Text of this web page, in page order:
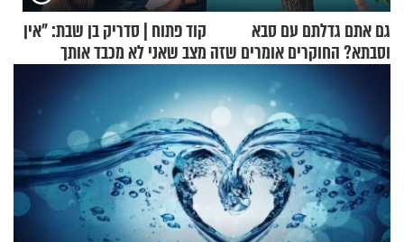
גם אתם גדלתם עם סבא
וסבתא? החוקרים אומרים שזה
מתכון מנצח
קוד פתוח | סדריק בן שבת: "אין
מצב שאני לא מכבד אותך
בבוקר בהנחת תפילין"